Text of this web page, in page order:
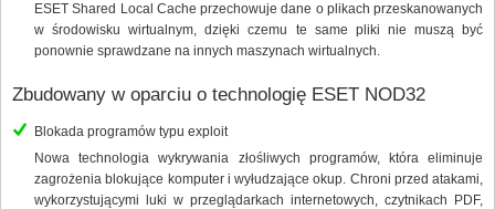
ESET Shared Local Cache przechowuje dane o plikach przeskanowanych
w środowisku wirtualnym, dzięki czemu te same pliki nie muszą być
ponownie sprawdzane na innych maszynach wirtualnych.
Zbudowany w oparciu o technologię ESET NOD32
Blokada programów typu exploit
Nowa technologia wykrywania złośliwych programów, która eliminuje
zagrożenia blokujące komputer i wyłudzające okup. Chroni przed atakami,
wykorzystującymi luki w przeglądarkach internetowych, czytnikach PDF,